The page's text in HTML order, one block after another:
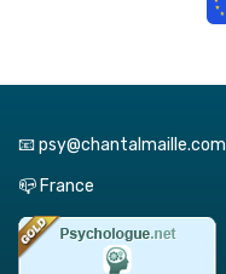
📧 psy@chantalmaille.com
📪 France